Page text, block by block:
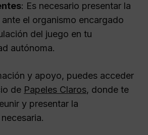
: Es necesario presentar la
el organismo encargado
del juego en tu
autónoma.
y apoyo, puedes acceder
de Papeles Claros, donde te
y presentar la